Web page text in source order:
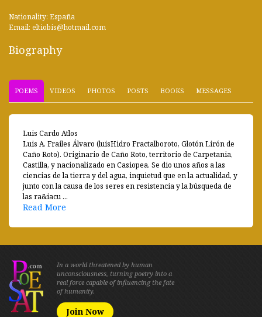
Nationality: España
Email: eltiobis@hotmail.com
Biography
POEMS VIDEOS PHOTOS POSTS BOOKS MESSAGES
Luis Cardo Atlos
Luis A. Frailes Álvaro (luisHidro Fractalboroto, Glotón Lirón de
Caño Roto). Originario de Caño Roto, territorio de Carpetania,
Castilla, y nacionalizado en Casiopea. Se dio unos años a las
ciencias de la tierra y del agua, inquietud que en la actualidad, y
junto con la causa de los seres en resistencia y la búsqueda de
las ra&iacu ...
Read More
In a world threatened by human
unconsciousness, turning poetry into a
real force capable of influencing the fate
of humanity.
Join Now